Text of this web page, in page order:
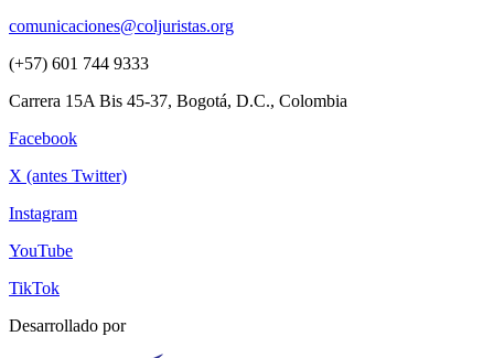
comunicaciones@coljuristas.org
(+57) 601 744 9333
Carrera 15A Bis 45-37, Bogotá, D.C., Colombia
Facebook
X (antes Twitter)
Instagram
YouTube
TikTok
Desarrollado por